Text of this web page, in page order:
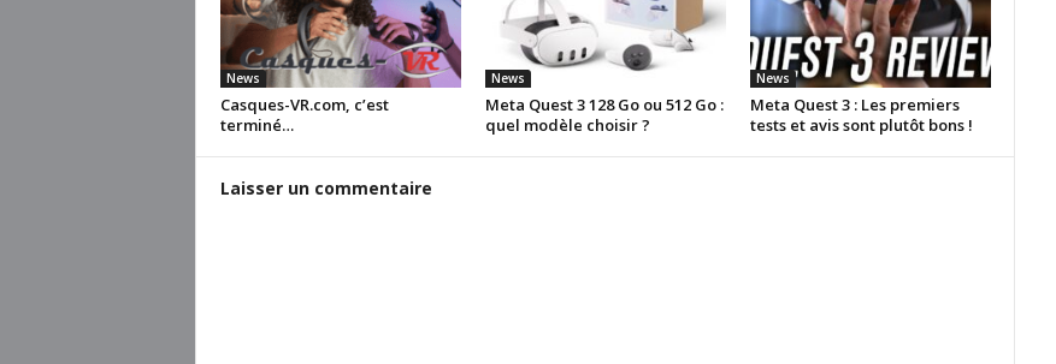
News
Casques-VR.com, c’est
terminé…
News
Meta Quest 3 128 Go ou 512 Go :
quel modèle choisir ?
News
Meta Quest 3 : Les premiers
tests et avis sont plutôt bons !
Laisser un commentaire